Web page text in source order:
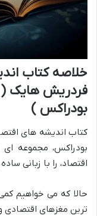
خلاصه کتاب
فردریش هایک (
بودراکس )
کتاب اندیشه های
بودراکس، مجموعه ای
اقتصاد، را با زبانی
حالا که می خواهیم
ترین مغزهای اقتصادی